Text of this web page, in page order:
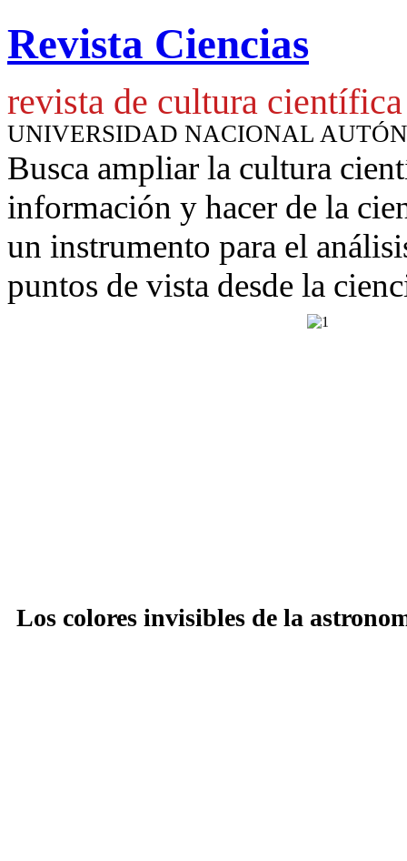
Revista Ciencias
revista de cultura científica
UNIVERSIDAD NACIONAL
Busca ampliar la cultura
información y hacer de la
un instrumento para el
puntos de vista desde la
Los colores invisibles de la